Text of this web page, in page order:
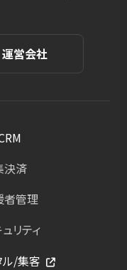
運営会社
決済
者管理
リティ
ル/集客